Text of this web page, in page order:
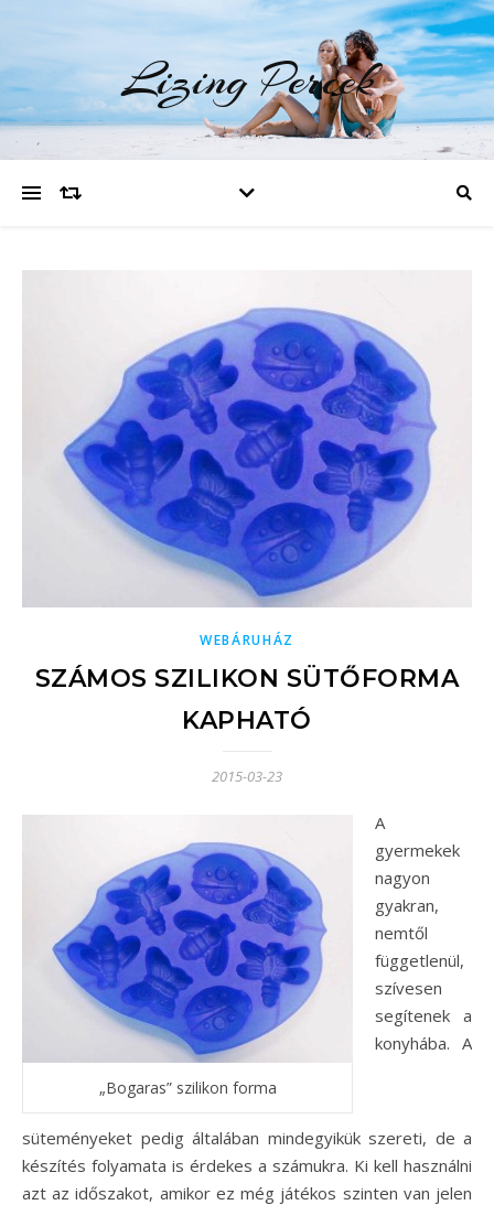
Lizing Percek
WEBÁRUHÁZ
SZÁMOS SZILIKON SÜTŐFORMA
KAPHATÓ
2015-03-23
„Bogaras” szilikon forma
A
gyermekek
nagyon
gyakran,
nemtől
függetlenül,
szívesen
segítenek a
konyhába. A
süteményeket pedig általában mindegyikük szereti, de a
készítés folyamata is érdekes a számukra. Ki kell használni
azt az időszakot, amikor ez még játékos szinten van jelen